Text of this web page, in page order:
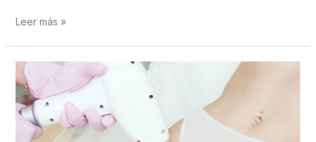
Depilación
ingles:
guía
completa
para
Leer más »